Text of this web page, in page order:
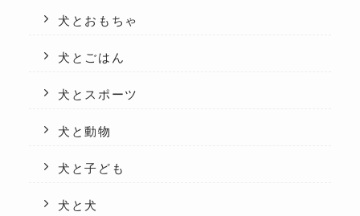
犬とおもちゃ
犬とごはん
犬とスポーツ
犬と動物
犬と子ども
犬と犬